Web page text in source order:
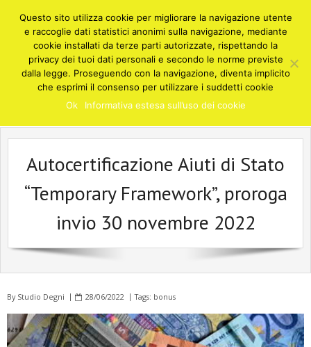
content
STUDIO COMMERCIALISTA DEGNI
Cusano Milanino
Consulenze e soluzioni in ambito fiscale, finanziario, contabile,
societario, amministrativo - Cusano Milanino Milano
Autocertificazione Aiuti di Stato
“Temporary Framework”, proroga
invio 30 novembre 2022
By Studio Degni 28/06/2022 Tags: bonus
Questo sito utilizza cookie per migliorare la navigazione utente
e raccoglie dati statistici anonimi sulla navigazione, mediante
cookie installati da terze parti autorizzate, rispettando la
privacy dei tuoi dati personali e secondo le norme previste
dalla legge. Proseguendo con la navigazione, diventa implicito
che esprimi il consenso per utilizzare i suddetti cookie
Ok
Informativa estesa sull’uso dei cookie